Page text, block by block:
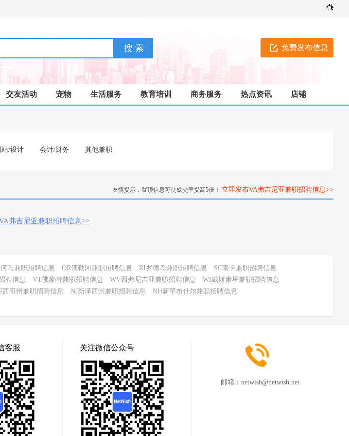
免费发布信息
交友活动 宠物 生活服务 教育培训 商务服务 热点资讯 店铺
站/设计 会计/财务 其他兼职
友情提示：置顶信息可使成交率提高5倍！ 立即发布VA弗吉尼亚兼职招聘信息>>
弗吉尼亚兼职招聘信息>>
马兼职招聘信息 OR俄勒冈兼职招聘信息 RI罗德岛兼职招聘信息
SC南卡兼职招聘信息
聘信息 VT佛蒙特兼职招聘信息 WV西弗尼吉亚兼职招聘信息
WI威斯康星兼职招聘信息
西哥州兼职招聘信息 NJ新泽西州兼职招聘信息
NH新罕布什尔兼职招聘信息
客服 关注微信公众号
邮箱： netwish@netwish.net